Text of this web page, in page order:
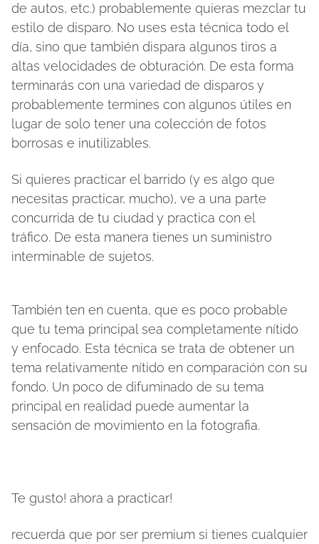
de autos, etc.) probablemente quieras mezclar tu
estilo de disparo. No uses esta técnica todo el
día, sino que también dispara algunos tiros a
altas velocidades de obturación. De esta forma
terminarás con una variedad de disparos y
probablemente termines con algunos útiles en
lugar de solo tener una colección de fotos
borrosas e inutilizables.
Si quieres practicar el barrido (y es algo que
necesitas practicar, mucho), ve a una parte
concurrida de tu ciudad y practica con el
tráfico. De esta manera tienes un suministro
interminable de sujetos.
También ten en cuenta, que es poco probable
que tu tema principal sea completamente nítido
y enfocado. Esta técnica se trata de obtener un
tema relativamente nítido en comparación con su
fondo. Un poco de difuminado de su tema
principal en realidad puede aumentar la
sensación de movimiento en la fotografia.
Te gusto! ahora a practicar!
recuerda que por ser premium si tienes cualquier